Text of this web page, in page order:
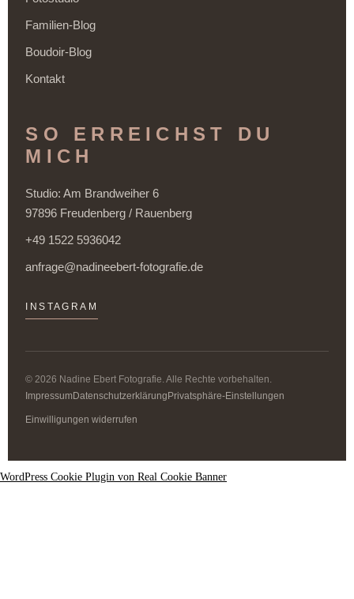
Familien-Blog
Boudoir-Blog
Kontakt
SO ERREICHST DU
MICH
Studio: Am Brandweiher 6
97896 Freudenberg / Rauenberg
+49 1522 5936042
anfrage@nadineebert-fotografie.de
INSTAGRAM
© 2026 Nadine Ebert Fotografie. Alle Rechte vorbehalten.
ImpressumDatenschutzerklärung Privatsphäre-Einstellungen
Einwilligungen widerrufen
WordPress Cookie Plugin von Real Cookie Banner